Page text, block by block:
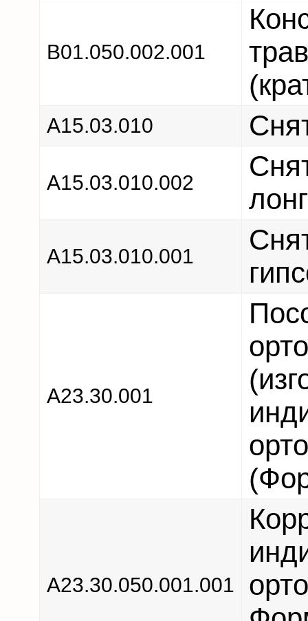
В01.050.002.001
А15.03.010
А15.03.010.002
А15.03.010.001
А23.30.001
А23.30.050.001.001